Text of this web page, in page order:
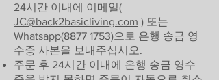
24시간 이내에 이메일(
JC@back2basicliving.com ) 또는
Whatsapp(8877 1753)으로 은행 송금 영
수증 사본을 보내주십시오.
주문 후 24시간 이내에 은행 송금 영수